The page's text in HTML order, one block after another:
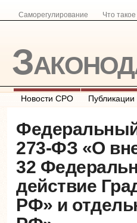
Саморегулирование Что
Новости СРО Публикации
273-ФЗ «О
32
действие
РФ» и